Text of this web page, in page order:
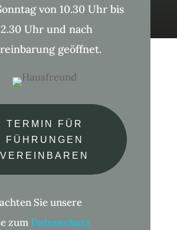
von 10.30 Uhr bis
Uhr und nach
geöffnet.
TERMIN FÜR
FÜHRUNGEN
VEREINBAREN
Sie unsere
zum Datenschutz